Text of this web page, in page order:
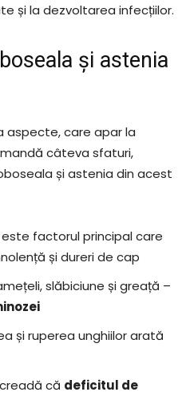
și la dezvoltarea infecțiilor.
și astenia
aspecte, care apar la
câteva sfaturi,
și astenia din acest
este factorul principal care
și dureri de cap
slăbiciune și greață –
și ruperea unghiilor arată
că deficitul de